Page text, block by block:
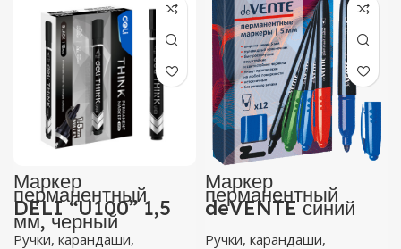
Маркер
перманентный
DELI “U100” 1,5
мм, черный
Ручки, карандаши,
Маркер
перманентный
deVENTE синий
Ручки, карандаши,